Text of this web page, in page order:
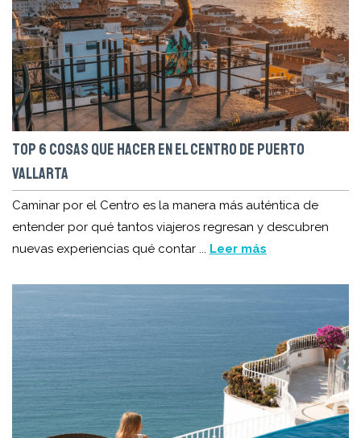
TOP 6 COSAS QUE HACER EN EL CENTRO DE PUERTO
VALLARTA
Caminar por el Centro es la manera más auténtica de
entender por qué tantos viajeros regresan y descubren
nuevas experiencias qué contar ... Leer más